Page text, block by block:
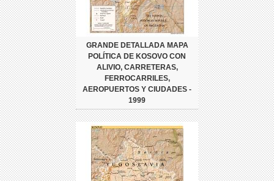
GRANDE DETALLADA MAPA
POLÍTICA DE KOSOVO CON
ALIVIO, CARRETERAS,
FERROCARRILES,
AEROPUERTOS Y CIUDADES -
1999